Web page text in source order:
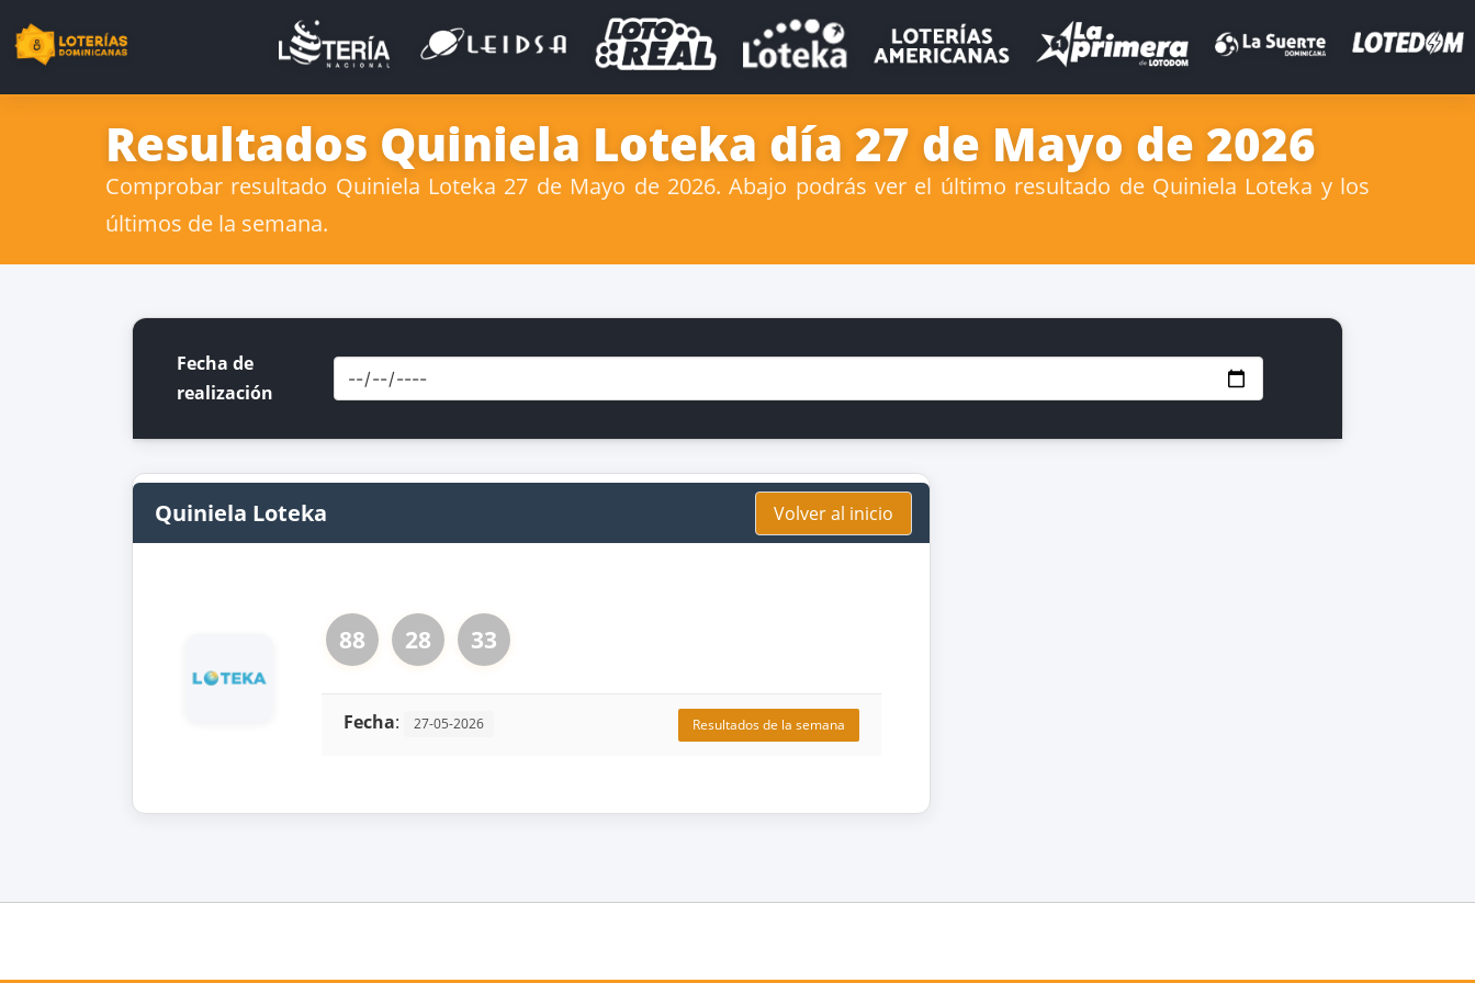
Resultados Quiniela Loteka día 27 de Mayo de 2026
Comprobar resultado Quiniela Loteka 27 de Mayo de 2026. Abajo podrás ver el último resultado de Quiniela Loteka y los
últimos de la semana.
Fecha de
realización
Quiniela Loteka Volver al inicio
88 28 33
Fecha: 27-05-2026 Resultados de la semana